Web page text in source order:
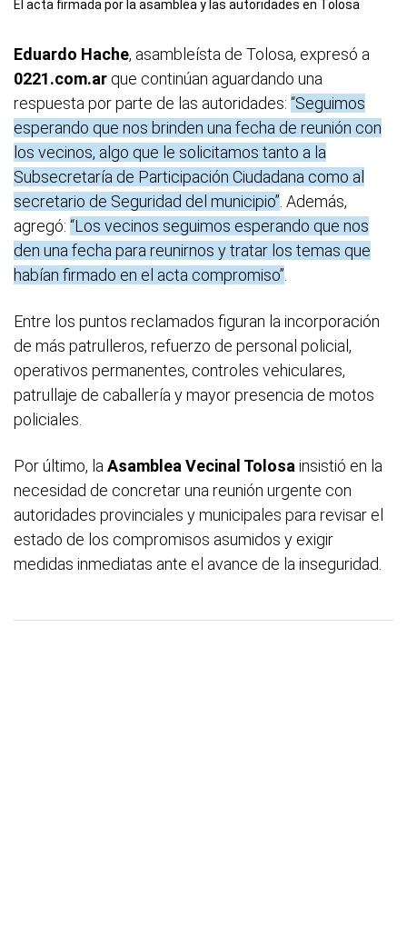
El acta firmada por la asamblea y las autoridades en Tolosa
Eduardo Hache, asambleísta de Tolosa, expresó a
0221.com.ar que continúan aguardando una
respuesta por parte de las autoridades: “Seguimos
esperando que nos brinden una fecha de reunión con
los vecinos, algo que le solicitamos tanto a la
Subsecretaría de Participación Ciudadana como al
secretario de Seguridad del municipio” . Además,
agregó: “Los vecinos seguimos esperando que nos
den una fecha para reunirnos y tratar los temas que
habían firmado en el acta compromiso”
Entre los puntos reclamados figuran la incorporación
de más patrulleros, refuerzo de personal policial,
operativos permanentes, controles vehiculares,
patrullaje de caballería y mayor presencia de motos
policiales.
Por último, la Asamblea Vecinal Tolosa insistió en la
necesidad de concretar una reunión urgente con
autoridades provinciales y municipales para revisar el
estado de los compromisos asumidos y exigir
medidas inmediatas ante el avance de la inseguridad.